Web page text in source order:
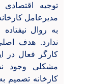
توجیه
مدیرعامل
به روال
کارگر فعال در
مشکلی وجود
کارخانه تصمیم